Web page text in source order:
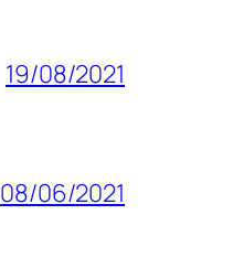
19/08/2021
08/06/2021